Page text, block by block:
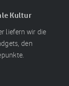
Kultur
liefern wir die
den